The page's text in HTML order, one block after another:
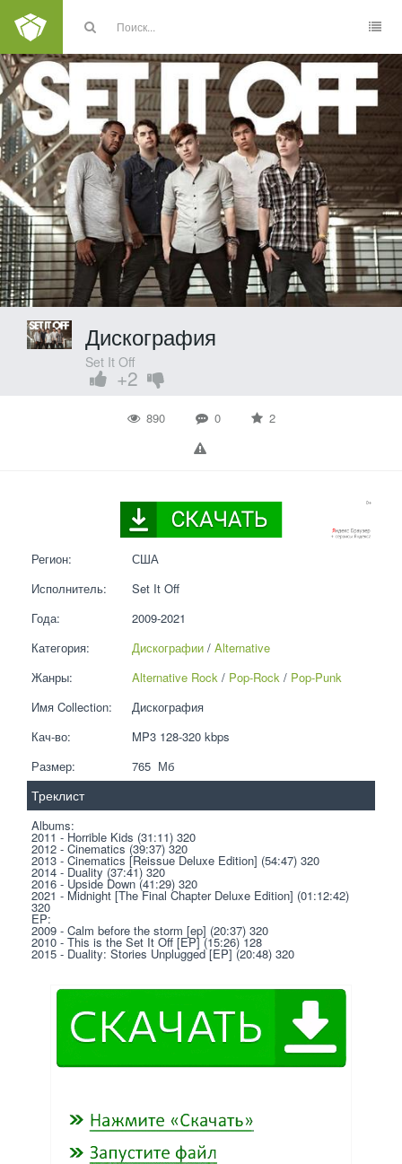
Дискография
Set It Off
+2
890 0 2
Регион:
США
Исполнитель:
Set It Off
Года:
2009-2021
Категория:
Дискографии / Alternative
Жанры:
Alternative Rock / Pop-Rock / Pop-Punk
Имя Collection:
Дискография
Кач-во:
MP3 128-320 kbps
Размер:
765  Мб
Треклист
Albums:
2011 - Horrible Kids (31:11) 320
2012 - Cinematics (39:37) 320
2013 - Cinematics [Reissue Deluxe Edition] (54:47) 320
2014 - Duality (37:41) 320
2016 - Upside Down (41:29) 320
2021 - Midnight [The Final Chapter Deluxe Edition] (01:12:42)
320
EP:
2009 - Calm before the storm [ep] (20:37) 320
2010 - This is the Set It Off [EP] (15:26) 128
2015 - Duality: Stories Unplugged [EP] (20:48) 320